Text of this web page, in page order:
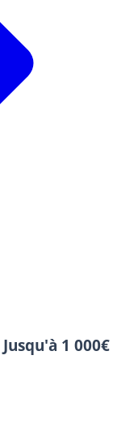
Jusqu'à 1 000€